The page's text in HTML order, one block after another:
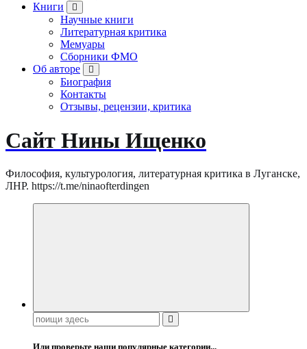
Книги
Научные книги
Литературная критика
Мемуары
Сборники ФМО
Об авторе
Биография
Контакты
Отзывы, рецензии, критика
Сайт Нины Ищенко
Философия, культурология, литературная критика в Луганске,
ЛНР. https://t.me/ninaofterdingen
Поиск:
Или проверьте наши популярные категории...